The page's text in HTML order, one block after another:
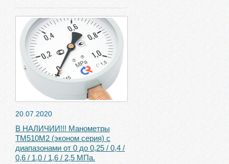
20.07.2020
В НАЛИЧИИ!!! Манометры
ТМ510М2 (эконом серия) с
диапазонами от 0 до 0,25 / 0,4 /
0,6 / 1,0 / 1,6 / 2,5 МПа.